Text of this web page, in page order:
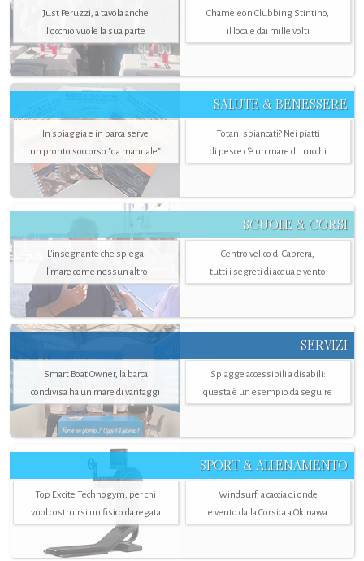
Just Peruzzi, a tavola anche
l’occhio vuole la sua parte
Chameleon Clubbing Stintino,
il locale dai mille volti
SALUTE & BENESSERE
In spiaggia e in barca serve
un pronto soccorso "da manuale"
Totani sbiancati? Nei piatti
di pesce c'è un mare di trucchi
SCUOLE & CORSI
L'insegnante che spiega
il mare come nessun altro
Centro velico di Caprera,
tutti i segreti di acqua e vento
SERVIZI
Smart Boat Owner, la barca
condivisa ha un mare di vantaggi
Spiagge accessibili a disabili:
questa è un esempio da seguire
SPORT & ALLENAMENTO
Top Excite Technogym, per chi
vuol costruirsi un fisico da regata
Windsurf, a caccia di onde
e vento dalla Corsica a Okinawa